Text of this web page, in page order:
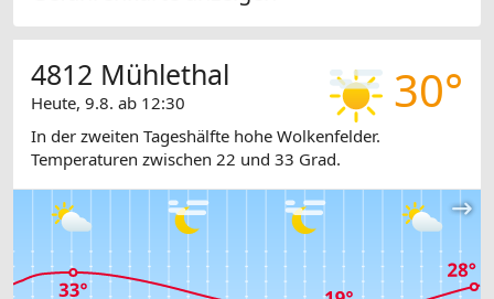
30°
4812 Mühlethal
Heute, 9.8. ab 12:30
In der zweiten Tageshälfte hohe Wolkenfelder.
Temperaturen zwischen 22 und 33 Grad.